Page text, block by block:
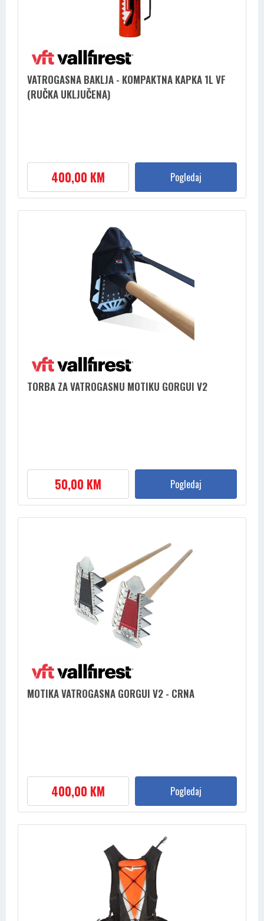
VATROGASNA BAKLJA - KOMPAKTNA KAPKA 1L VF
(RUČKA UKLJUČENA)
400,00 KM Pogledaj
TORBA ZA VATROGASNU MOTIKU GORGUI V2
50,00 KM Pogledaj
MOTIKA VATROGASNA GORGUI V2 - CRNA
400,00 KM Pogledaj